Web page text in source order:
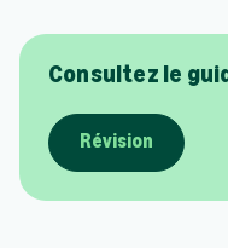
Consultez le
Révision